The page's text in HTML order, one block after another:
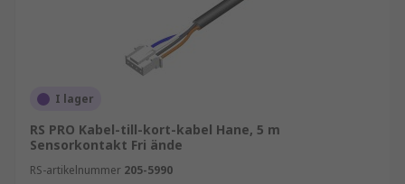
Vid val av kretskortskablar är det viktigt att ta
hänsyn till både elektriska och mekaniska krav.
Några viktiga faktorer är:
Kontaktpitch och kompatibilitet
Kontrollera att kabeln passar kontaktens
dimensioner och anslutningstyp för att
I lager
RS PRO Kabel-till-kort-kabel Hane, 5 m
Sensorkontakt Fri ände
RS-artikelnummer 205-5990